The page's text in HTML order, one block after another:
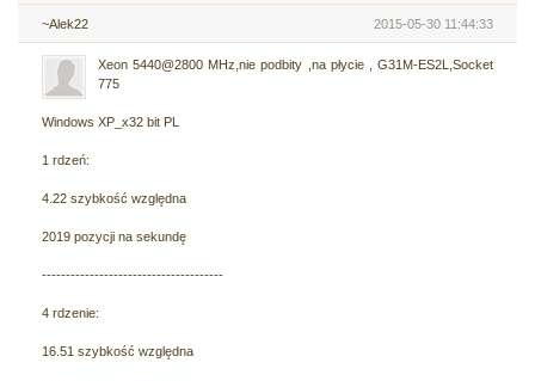
~Alek22 2015-05-30 11:44:33
Xeon 5440@2800 MHz,nie podbity ,na płycie , G31M-ES2L,Socket
775
Windows XP_x32 bit PL
1 rdzeń:
4.22 szybkość względna
2019 pozycji na sekundę
--------------------------------------
4 rdzenie:
16.51 szybkość względna